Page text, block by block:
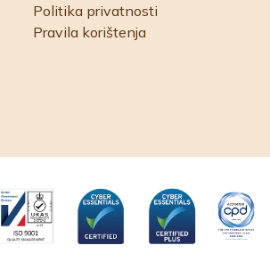
Politika privatnosti
Pravila korištenja